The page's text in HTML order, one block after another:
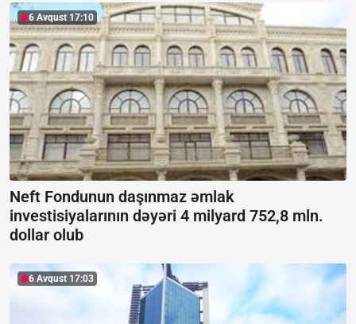
6 Avqust 17:10
Neft Fondunun daşınmaz əmlak
investisiyalarının dəyəri 4 milyard 752,8 mln.
dollar olub
6 Avqust 17:03